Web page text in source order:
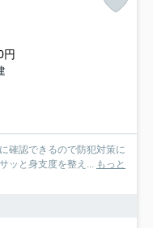
円
確認できるので防犯対策に
ッと身支度を整え...
もっと